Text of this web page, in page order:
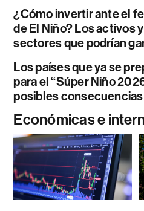
¿Cómo invertir ante el
de El Niño? Los activos y
sectores que podrían
Los países que ya se
para el “Súper Niño
posibles consecuencias
Económicas e